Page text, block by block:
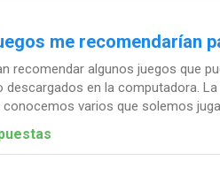
me recomendarían
recomendar algunos juegos que
descargados en la computadora.
varios que solemos